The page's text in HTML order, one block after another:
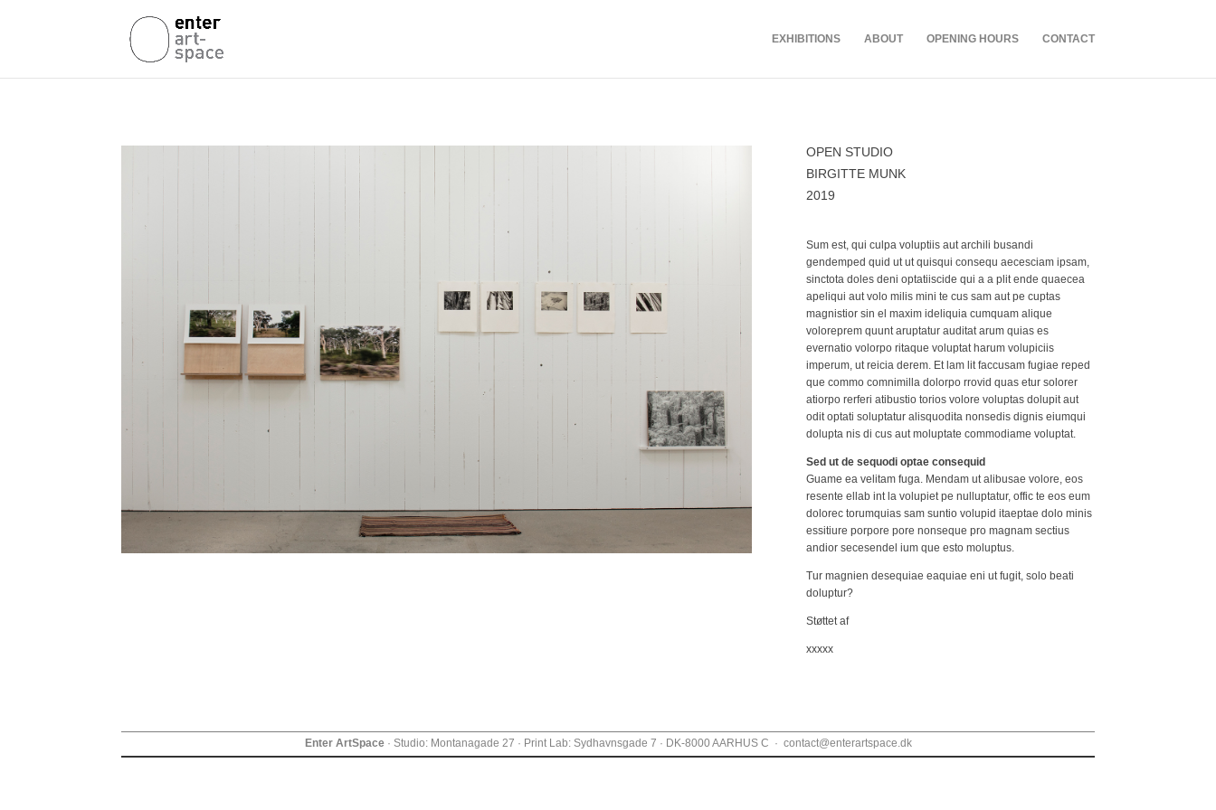
EXHIBITIONS ABOUT OPENING HOURS CONTACT
OPEN STUDIO
BIRGITTE MUNK
2019
Sum est, qui culpa voluptiis aut archili busandi
gendemped quid ut ut quisqui consequ aecesciam ipsam,
sinctota doles deni optatiiscide qui a a plit ende quaecea
apeliqui aut volo milis mini te cus sam aut pe cuptas
magnistior sin el maxim ideliquia cumquam alique
voloreprem quunt aruptatur auditat arum quias es
evernatio volorpo ritaque voluptat harum volupiciis
imperum, ut reicia derem. Et lam lit faccusam fugiae reped
que commo comnimilla dolorpo rrovid quas etur solorer
atiorpo rerferi atibustio torios volore voluptas dolupit aut
odit optati soluptatur alisquodita nonsedis dignis eiumqui
dolupta nis di cus aut moluptate commodiame voluptat.
Sed ut de sequodi optae consequid
Guame ea velitam fuga. Mendam ut alibusae volore, eos
resente ellab int la volupiet pe nulluptatur, offic te eos eum
dolorec torumquias sam suntio volupid itaeptae dolo minis
essitiure porpore pore nonseque pro magnam sectius
andior secesendel ium que esto moluptus.
Tur magnien desequiae eaquiae eni ut fugit, solo beati
doluptur?
Støttet af
xxxxx
Enter ArtSpace· Studio: Montanagade 27 · Print Lab: Sydhavnsgade 7 · DK-8000 AARHUS C · contact@enterartspace.dk